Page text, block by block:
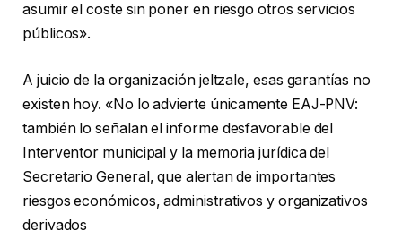
asumir el coste sin poner en riesgo otros servicios
públicos».
A juicio de la organización jeltzale, esas garantías no
existen hoy. «No lo advierte únicamente EAJ-PNV:
también lo señalan el informe desfavorable del
Interventor municipal y la memoria jurídica del
Secretario General, que alertan de importantes
riesgos económicos, administrativos y organizativos
derivados